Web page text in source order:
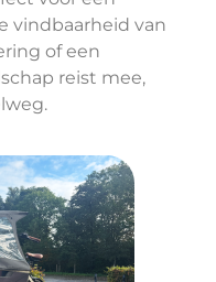
vindbaarheid van
of een
reist mee,